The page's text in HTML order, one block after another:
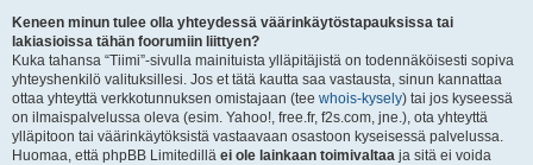
Keneen minun tulee olla yhteydessä väärinkäytöstapauksissa tai
lakiasioissa tähän foorumiin liittyen?
Kuka tahansa “Tiimi”-sivulla mainituista ylläpitäjistä on todennäköisesti sopiva
yhteyshenkilö valituksillesi. Jos et tätä kautta saa vastausta, sinun kannattaa
ottaa yhteyttä verkkotunnuksen omistajaan (tee whois-kysely) tai jos kyseessä
on ilmaispalvelussa oleva (esim. Yahoo!, free.fr, f2s.com, jne.), ota yhteyttä
ylläpitoon tai väärinkäytöksistä vastaavaan osastoon kyseisessä palvelussa.
Huomaa, että phpBB Limitedillä ei ole lainkaan toimivaltaa ja sitä ei voida